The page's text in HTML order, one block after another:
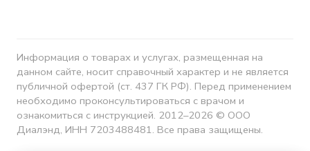
Информация о товарах и услугах, размещенная на
данном сайте, носит справочный характер и не является
публичной офертой (ст. 437 ГК РФ). Перед применением
необходимо проконсультироваться с врачом и
ознакомиться с инструкцией. 2012–2026 © ООО
Диалэнд, ИНН 7203488481. Все права защищены.